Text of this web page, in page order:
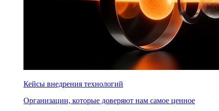
Кейсы внедрения технологий
Организации, которые доверяют нам самое ценное